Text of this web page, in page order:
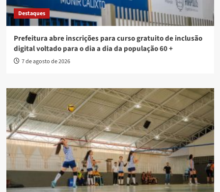
Destaques
Prefeitura abre inscrições para curso gratuito de inclusão
digital voltado para o dia a dia da população 60 +
7 de agosto de 2026